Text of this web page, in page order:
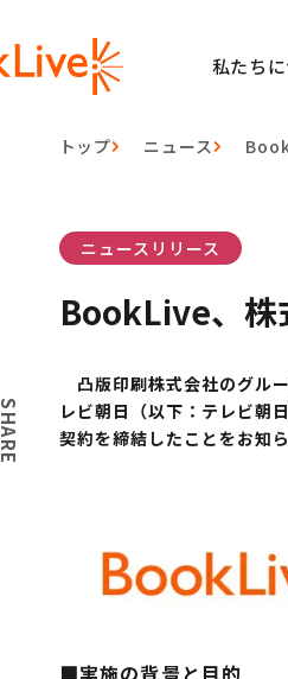
私たち
トップ ニュース
SHARE
ニュースリリース
BookLive、株
凸版印刷株式会社のグル
レビ朝日（以下：テレビ朝
契約を締結したことをお知ら